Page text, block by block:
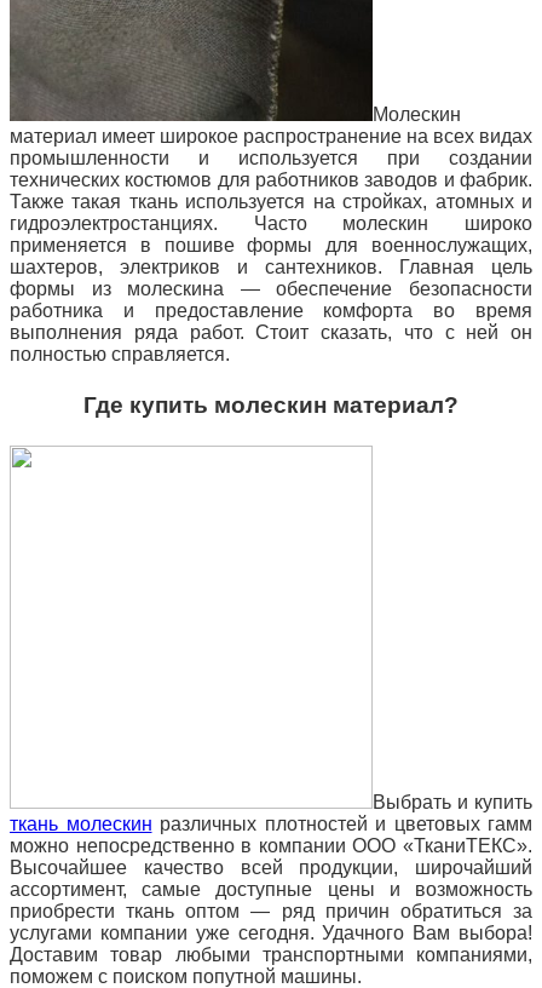
Молескин
материал имеет широкое распространение на всех видах
промышленности и используется при создании
технических костюмов для работников заводов и фабрик.
Также такая ткань используется на стройках, атомных и
гидроэлектростанциях. Часто молескин широко
применяется в пошиве формы для военнослужащих,
шахтеров, электриков и сантехников. Главная цель
формы из молескина — обеспечение безопасности
работника и предоставление комфорта во время
выполнения ряда работ. Стоит сказать, что с ней он
полностью справляется.
Где купить молескин материал?
Выбрать и купить
ткань молескин различных плотностей и цветовых гамм
можно непосредственно в компании ООО «ТканиТЕКС».
Высочайшее качество всей продукции, широчайший
ассортимент, самые доступные цены и возможность
приобрести тканьоптом — ряд причин обратиться за
услугами компании уже сегодня. Удачного Вам выбора!
Доставим товар любыми транспортными компаниями,
поможем с поиском попутной машины.